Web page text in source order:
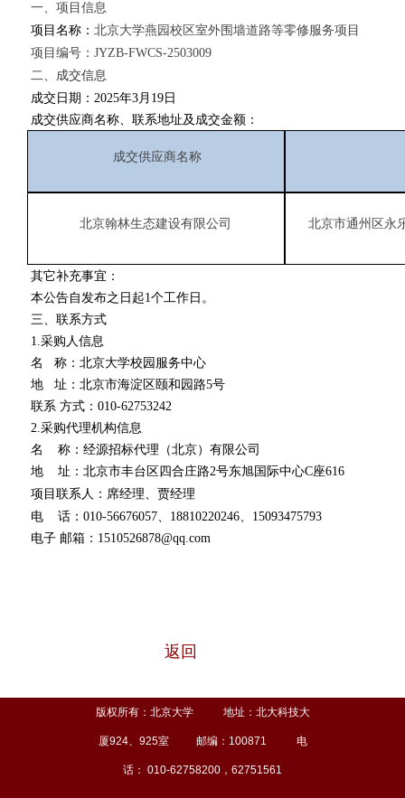
一、项目信息
项目名称： 北京大学燕园校区室外围墙道路等零修服务项目
项目编号： JYZB-FWCS-2503009
二、成交信息
成交日期： 2025年3月19日
成交供应商名称、联系地址及成交金额：
成交供应商名称
北京翰林生态建设有限公司 北京市通州区永
其它补充事宜：
本公告自发布之日起1个工作日。
三、 联系方式
1.采购人信息
名 称：北京大学校园服务中心
地 址：北京市海淀区颐和园路5号
联系 方式：010-62753242
2.采购代理机构信息
名 称：经源招标代理（北京）有限公司
地 址：北京市丰台区四合庄路2号东旭国际中心C座616
项目联系人：席经理、贾经理
电 话：010-56676057、18810220246、15093475793
电子 邮箱：1510526878@qq.com
返回
版权所有：北京大学 地址：北大科技大
厦924、925室 邮编：100871 电
话： 010-62758200，62751561